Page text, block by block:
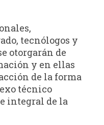
tecnólogos y
otorgarán de
y en ellas
de la forma
técnico
integral de la